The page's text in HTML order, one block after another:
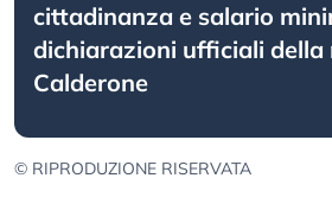
cittadinanza e salario
dichiarazioni ufficiali della
Calderone
© RIPRODUZIONE RISERVATA